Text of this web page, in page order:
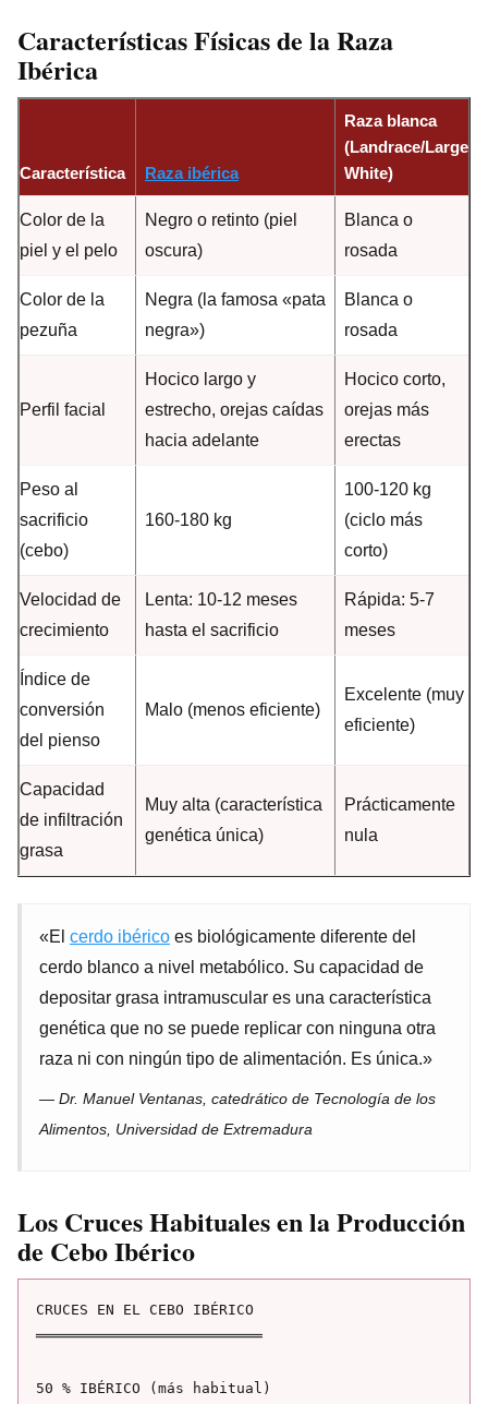
Características Físicas de laRaza
Ibérica
Característica Raza ibérica
Raza blanca
(Landrace/Large
White)
Color de la
piel y el pelo
Negro o retinto (piel
oscura)
Blanca o
rosada
Color de la
pezuña
Negra (la famosa «pata
negra»)
Blanca o
rosada
Perfil facial
Hocico largo y
estrecho, orejas caídas
hacia adelante
Hocico corto,
orejas más
erectas
Peso al
sacrificio
(cebo)
160-180 kg
100-120 kg
(ciclo más
corto)
Velocidad de
crecimiento
Lenta: 10-12 meses
hasta el sacrificio
Rápida: 5-7
meses
Índice de
conversión
del pienso
Malo (menos eficiente)
Excelente (muy
eficiente)
Capacidad
de infiltración
grasa
Muy alta (característica
genética única)
Prácticamente
nula
«El cerdo ibérico es biológicamente diferente del
cerdo blanco a nivel metabólico. Su capacidad de
depositar grasa intramuscular es una característica
genética que no se puede replicar con ninguna otra
raza ni con ningún tipo de alimentación. Es única.»
— Dr. Manuel Ventanas, catedrático de Tecnología de los
Alimentos, Universidad de Extremadura
Los Cruces Habituales en la Producción
de Cebo Ibérico
CRUCES EN EL CEBO IBÉRICO
══════════════════════════
50 % IBÉRICO (más habitual)